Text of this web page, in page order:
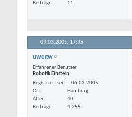
Beiträge
11
09.03.2005, 17:35
uwegw
Erfahrener Benutzer
Robotik Einstein
Registriert seit
06.02.2005
Ort
Hamburg
Alter
40
Beiträge
4.255